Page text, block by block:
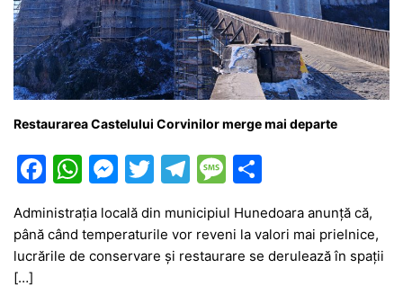
Restaurarea Castelului Corvinilor merge mai departe
F
a
c
e
W
h
at
s
M
s
s
T
itt
er
T
el
e
gr
M
s
s
ta
je
Administrația locală din municipiul Hunedoara anunță că,
până când temperaturile vor reveni la valori mai prielnice,
lucrările de conservare şi restaurare se derulează în spaţii
[…]